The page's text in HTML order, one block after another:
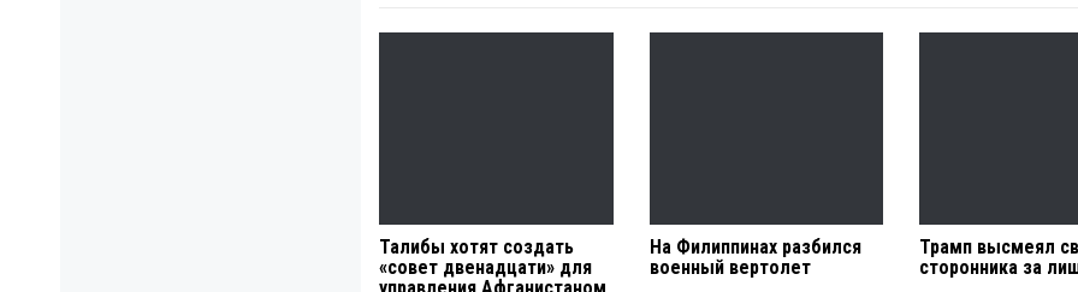
Талибы хотят создать
«совет двенадцати» для
На Филиппинах разбился
военный вертолет
Трамп высмеял
сторонника за